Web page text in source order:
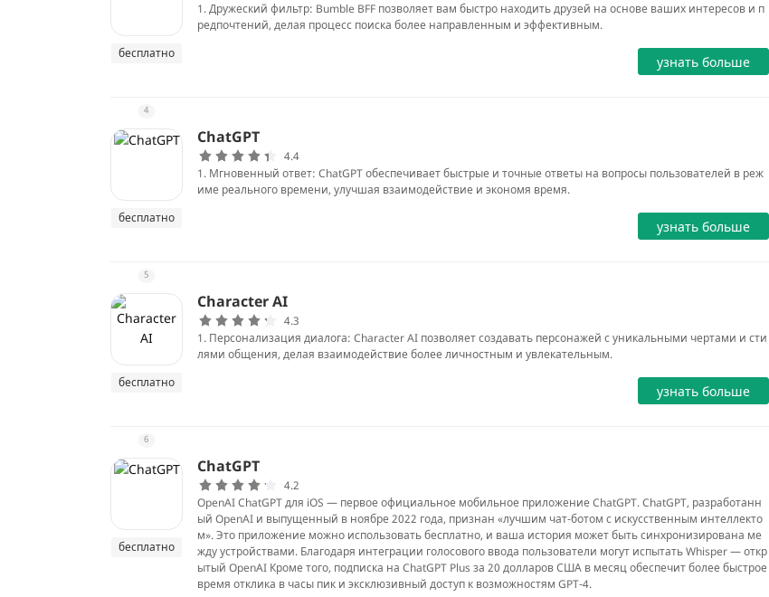
бесплатно
1. Дружеский фильтр: Bumble BFF позволяет вам быстро находить друзей на основе ваших интересов и п
редпочтений, делая процесс поиска более направленным и эффективным.
узнать больше
4
бесплатно
ChatGPT
4.4
1. Мгновенный ответ: ChatGPT обеспечивает быстрые и точные ответы на вопросы пользователей в реж
име реального времени, улучшая взаимодействие и экономя время.
узнать больше
5
бесплатно
Character AI
4.3
1. Персонализация диалога: Character AI позволяет создавать персонажей с уникальными чертами и сти
лями общения, делая взаимодействие более личностным и увлекательным.
узнать больше
6
бесплатно
ChatGPT
4.2
OpenAI ChatGPT для iOS — первое официальное мобильное приложение ChatGPT. ChatGPT, разработанн
ый OpenAI и выпущенный в ноябре 2022 года, признан «лучшим чат-ботом с искусственным интеллекто
м». Это приложение можно использовать бесплатно, и ваша история может быть синхронизирована ме
жду устройствами. Благодаря интеграции голосового ввода пользователи могут испытать Whisper — откр
ытый OpenAI Кроме того, подписка на ChatGPT Plus за 20 долларов США в месяц обеспечит более быстрое
время отклика в часы пик и эксклюзивный доступ к возможностям GPT-4.